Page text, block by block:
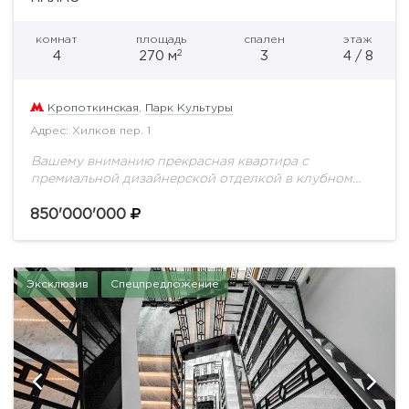
комнат
4
площадь
270 м2
спален
3
этаж
4 / 8
Кропоткинская Парк Культуры
Адрес: Хилков пер. 1
Вашему вниманию прекрасная квартира с
премиальной дизайнерской отделкой в клубном
850'000'000
Эксклюзив Спецпредложение